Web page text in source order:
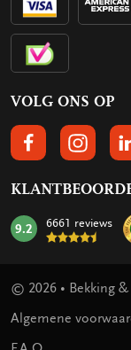
VOLG ONS OP
VOLGS ONS OP
VOLG
mark:
9.2 6661 reviews
© 2026 • Bekking &
Algemene